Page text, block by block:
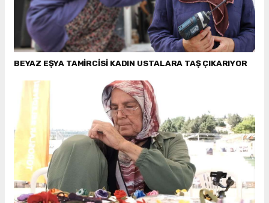
BEYAZ EŞYA TAMİRCİSİ KADIN USTALARA TAŞ ÇIKARIYOR